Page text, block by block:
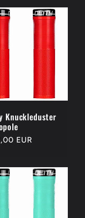
Knuckleduster
EUR